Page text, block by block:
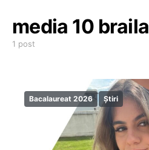
media 10 braila
1 post
Bacalaureat 2026 Știri